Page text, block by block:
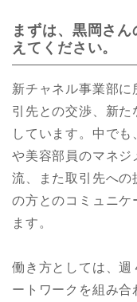
まずは、黒岡さ
えてください。
新チャネル事業部
引先との交渉、新
しています。中で
や美容部員のマネ
流、また取引先へ
の方とのコミュニ
ます。
働き方としては、
ートワークを組み